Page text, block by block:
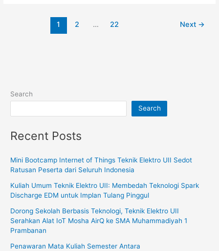
1 2 … 22 Next →
Search
Search
Recent Posts
Mini Bootcamp Internet of Things Teknik Elektro UII Sedot
Ratusan Peserta dari Seluruh Indonesia
Kuliah Umum Teknik Elektro UII: Membedah Teknologi Spark
Discharge EDM untuk Implan Tulang Pinggul
Dorong Sekolah Berbasis Teknologi, Teknik Elektro UII
Serahkan Alat IoT Mosha AirQ ke SMA Muhammadiyah 1
Prambanan
Penawaran Mata Kuliah Semester Antara